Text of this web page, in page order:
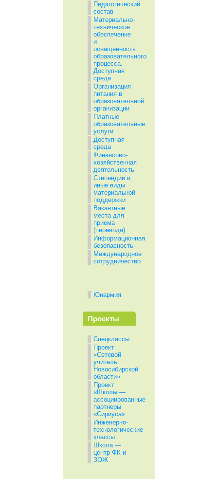
Педагогический
состав
Материально-
техническое
обеспечение
и
оснащенность
образовательного
процесса.
Доступная
среда
Организация
питания в
образовательной
организации
Платные
образовательные
услуги
Доступная
среда
Финансово-
хозяйственная
деятельность
Стипендии и
иные виды
материальной
поддержки
Вакантные
места для
приема
(перевода)
Информационная
безопасность
Международное
сотрудничество
Юнармия
Проекты
Спецклассы
Проект
«Сетевой
учитель
Новосибирской
области»
Проект
«Школы —
ассоциированные
партнеры
«Сириуса»
Инженерно-
технологические
классы
Школа —
центр ФК и
ЗОЖ